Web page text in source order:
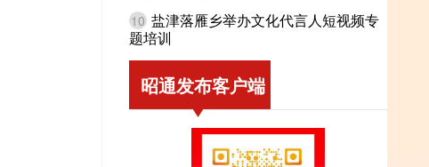
10 盐津落雁乡举办文化代言人短视频专
题培训
昭通发布客户端